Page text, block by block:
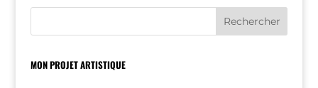
MON PROJET ARTISTIQUE